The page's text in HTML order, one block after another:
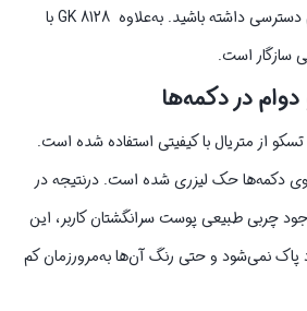
عملکردهای مختلف سیستم دسترسی داشته باشید. به‌علاوه GK 8128 با
سازگار است.
دوام در دکمه‌ها
از متریال با کیفیتی استفاده شده است.
دکمه‌ها حک لیزری شده است. درنتیجه در
چربی طبیعی پوست سرانگشتان کاربر، این
پاک نمی‌شود و حتی رنگ آن‌ها به‌مرورزمان کم